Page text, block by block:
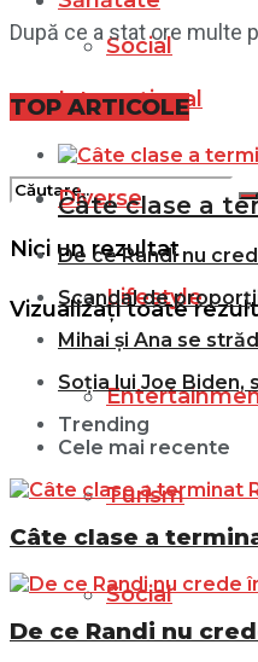
Social
Filme
Nici un rezultat
Vizualizați toate
Internațional
Diverse
Lifestyle
Turism
Social
După ce a stat ore multe
TOP ARTICOLE
Câte clase a
De ce Randi nu
Scandal de
Mihai și Ana se
Soția lui Joe Biden,
Trending
Cele mai recente
Câte clase a
De ce Randi nu